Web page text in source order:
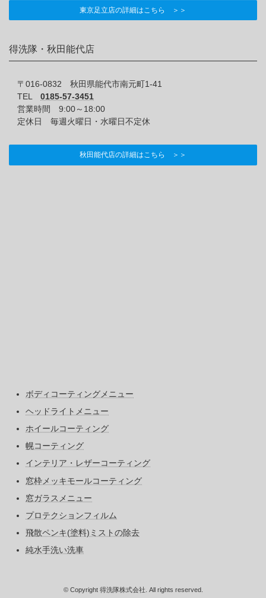
東京足立店の詳細はこちら ＞＞
得洗隊・秋田能代店
〒016-0832 秋田県能代市南元町1-41
TEL 0185-57-3451
営業時間 9:00～18:00
定休日 毎週火曜日・水曜日不定休
秋田能代店の詳細はこちら ＞＞
ボディコーティングメニュー
ヘッドライトメニュー
ホイールコーティング
幌コーティング
インテリア・レザーコーティング
窓枠メッキモールコーティング
窓ガラスメニュー
プロテクションフィルム
飛散ペンキ(塗料)ミストの除去
純水手洗い洗車
© Copyright 得洗隊株式会社. All rights reserved.